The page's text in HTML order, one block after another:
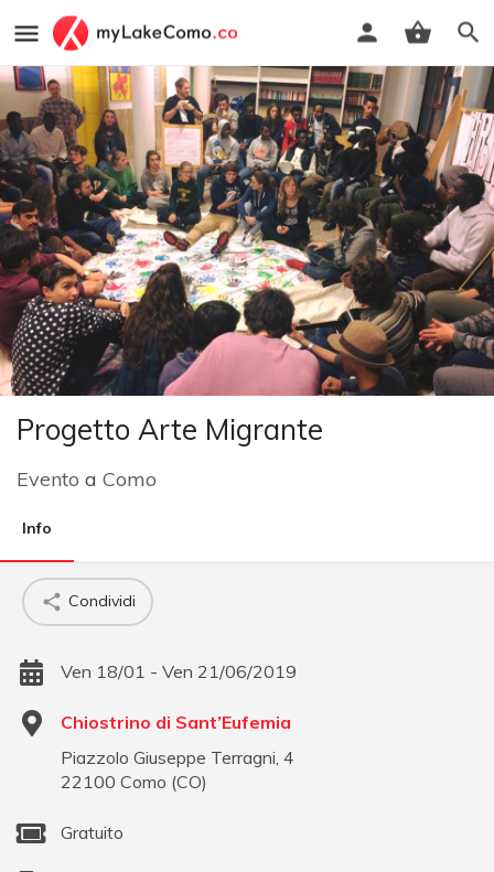
Progetto Arte Migrante
Evento a Como
Info
Condividi
Ven 18/01 - Ven 21/06/2019
Chiostrino di Sant’Eufemia
Piazzolo Giuseppe Terragni, 4
22100 Como (CO)
Gratuito